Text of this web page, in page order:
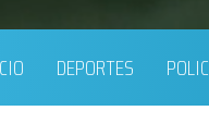
DEPORTES